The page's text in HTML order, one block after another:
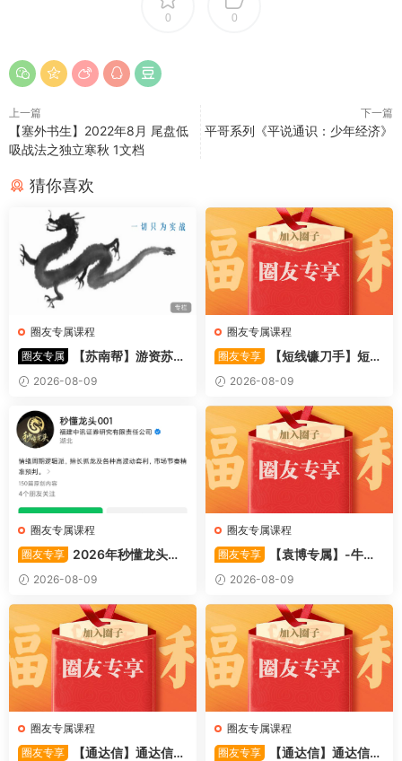
0 0
上一篇
【塞外书生】2022年8月 尾盘低
吸战法之独立寒秋 1文档
下一篇
平哥系列《平说通识：少年经济》
猜你喜欢
圈友专属课程
圈友专属
【苏南帮】游资苏南
帮资金情绪模式-强势股 视频
44文件
2026-08-09
圈友专属课程
圈友专享
【短线镰刀手】短线
镰刀手《强者恒强战法模型》
合集文章+指标
2026-08-09
圈友专属课程
圈友专享
2026年秒懂龙头股
001训练营内部课件资料
2026-08-09
圈友专属课程
圈友专享
【袁博专属】-牛散
特训营专栏 （牛散专属 加息-
机遇-财富）共4视频
2026-08-09
圈友专属课程
圈友专享
【通达信】通达信
圈友专属课程
圈友专享
【通达信】通达信